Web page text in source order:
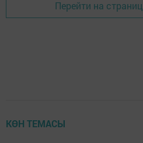
Перейти на
КӨН ТЕМАСЫ